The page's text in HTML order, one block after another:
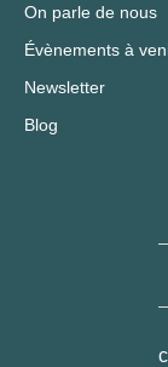
On parle de nous
Évènements à
Newsletter
Blog